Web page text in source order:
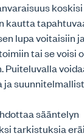
kautta
lupa voitaisiin
tai se voisi
Puiteluvalla
ja
sääntelyn
tarkistuksia